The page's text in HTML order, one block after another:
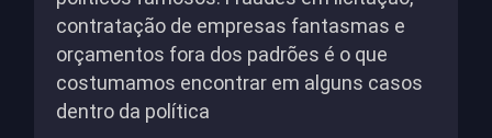
contratação de empresas fantasmas e
orçamentos fora dos padrões é o que
costumamos encontrar em alguns casos
dentro da política